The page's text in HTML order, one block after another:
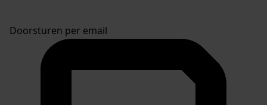
Doorsturen per email